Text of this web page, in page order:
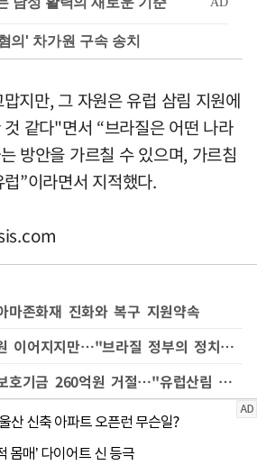
의' 차가원 구속 송치
지만, 그 자원은 유럽 삼림 지원에
같다"면서 “브라질은 어떤 나라
방안을 가르칠 수 있으며, 가르침
”이라면서 지적했다.
마존화재 진화와 복구 지원약속
아마존 산불진화 지원 이어지지만…"브라질 정부의 정치적 의지 중요"
브라질, G7 아마존 보호기금 260억원 거절…"유럽산림 재건에 써라"(종합)